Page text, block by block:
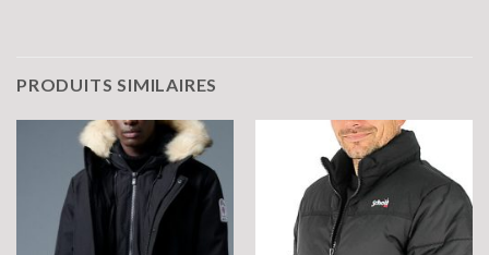
PRODUITS SIMILAIRES